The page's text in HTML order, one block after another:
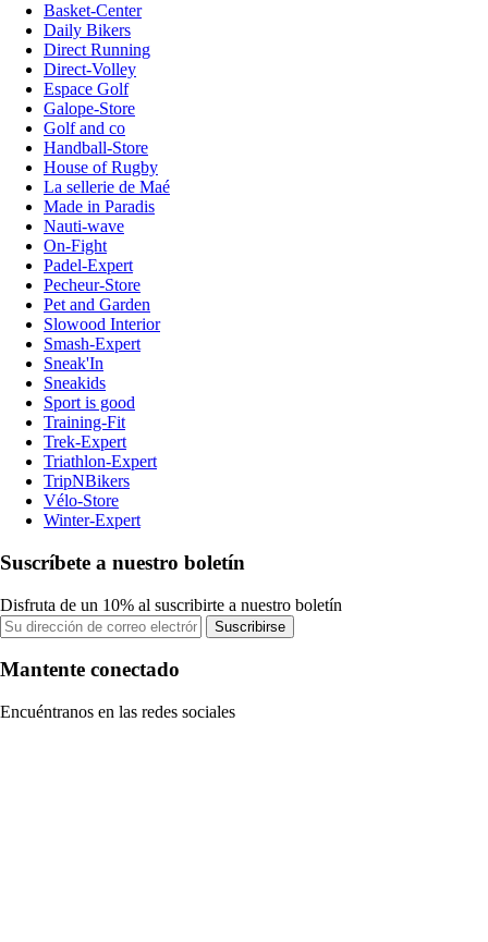
Basket-Center
Daily Bikers
Direct Running
Direct-Volley
Espace Golf
Galope-Store
Golf and co
Handball-Store
House of Rugby
La sellerie de Maé
Made in Paradis
Nauti-wave
On-Fight
Padel-Expert
Pecheur-Store
Pet and Garden
Slowood Interior
Smash-Expert
Sneak'In
Sneakids
Sport is good
Training-Fit
Trek-Expert
Triathlon-Expert
TripNBikers
Vélo-Store
Winter-Expert
Suscríbete a nuestro boletín
Disfruta de un 10% al suscribirte a nuestro boletín
Suscribirse
Mantente conectado
Encuéntranos en las redes sociales